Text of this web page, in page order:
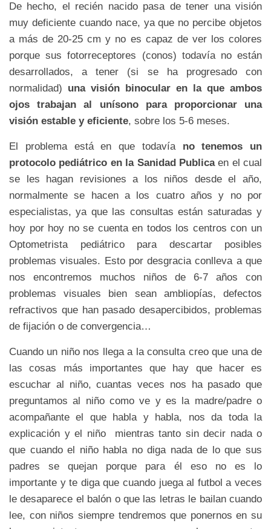
De hecho, el recién nacido pasa de tener una visión
muy deficiente cuando nace, ya que no percibe objetos
a más de 20-25 cm y no es capaz de ver los colores
porque sus fotorreceptores (conos) todavía no están
desarrollados, a tener (si se ha progresado con
normalidad) una visión binocular en la que ambos
ojos trabajan al unísono para proporcionar una
visión estable y eficiente, sobre los 5-6 meses.
El problema está en que todavíano tenemos un
protocolo pediátrico en la Sanidad Publicaen el cual
se les hagan revisiones a los niños desde el año,
normalmente se hacen a los cuatro años y no por
especialistas, ya que las consultas están saturadas y
hoy por hoy no se cuenta en todos los centros con un
Optometrista pediátrico para descartar posibles
problemas visuales. Esto por desgracia conlleva a que
nos encontremos muchos niños de 6-7 años con
problemas visuales bien sean ambliopías, defectos
refractivos que han pasado desapercibidos, problemas
de fijación o de convergencia…
Cuando un niño nos llega a la consulta creo que una de
las cosas más importantes que hay que hacer es
escuchar al niño, cuantas veces nos ha pasado que
preguntamos al niño como ve y es la madre/padre o
acompañante el que habla y habla, nos da toda la
explicación y el niño mientras tanto sin decir nada o
que cuando el niño habla no diga nada de lo que sus
padres se quejan porque para él eso no es lo
importante y te diga que cuando juega al futbol a veces
le desaparece el balón o que las letras le bailan cuando
lee, con niños siempre tendremos que ponernos en su